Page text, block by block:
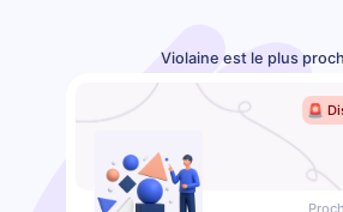
Violaine est le plus
🚨